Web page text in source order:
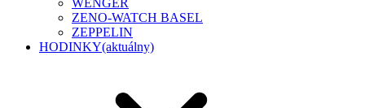
WENGER
ZENO-WATCH BASEL
ZEPPELIN
HODINKY(aktuálny)